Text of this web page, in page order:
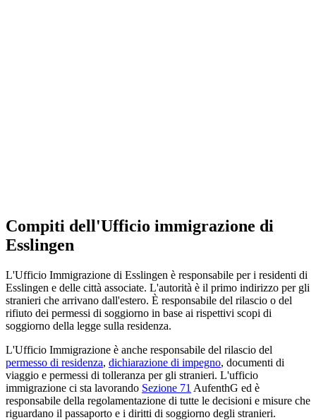
Compiti dell'Ufficio immigrazione di
Esslingen
L'Ufficio Immigrazione di Esslingen è responsabile per i residenti di
Esslingen e delle città associate. L'autorità è il primo indirizzo per gli
stranieri che arrivano dall'estero. È responsabile del rilascio o del
rifiuto dei permessi di soggiorno in base ai rispettivi scopi di
soggiorno della legge sulla residenza.
L'Ufficio Immigrazione è anche responsabile del rilascio del
permesso di residenza, dichiarazione di impegno, documenti di
viaggio e permessi di tolleranza per gli stranieri. L'ufficio
immigrazione ci sta lavorando Sezione 71 AufenthG ed è
responsabile della regolamentazione di tutte le decisioni e misure che
riguardano il passaporto e i diritti di soggiorno degli stranieri.